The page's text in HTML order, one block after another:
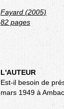
Fayard (2005)
82 pages
L'AUTEUR
Est-il besoin de
mars 1949 à